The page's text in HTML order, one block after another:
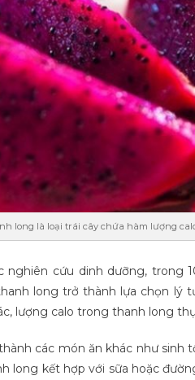
long là loại trái cây chứa hàm lượng
nghiên cứu dinh dưỡng, trong
long trở thành lựa chọn lý
lượng calo trong thanh long
các món ăn khác như sinh
long kết hợp với sữa hoặc